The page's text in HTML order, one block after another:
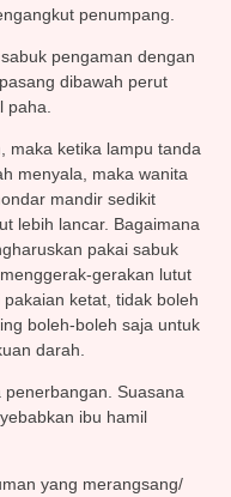
penumpang.
pengaman dengan
dibawah perut
maka ketika lampu tanda
menyala, maka wanita
mandir sedikit
lebih lancar. Bagaimana
pakai sabuk
gerakan lutut
ketat, tidak boleh
boleh-boleh saja untuk
darah.
Suasana
ibu hamil
yang merangsang/